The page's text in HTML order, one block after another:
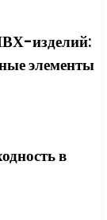
изделий:
элементы
в